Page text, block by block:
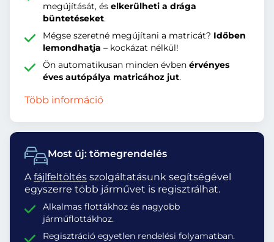
Most új: tömegrendelés
Afájlfeltöltés szolgáltatásunk segítségével
egyszerre több járművet is regisztrálhat.
Alkalmas flottákhoz és nagyobb
járműflottákhoz.
Regisztráció egyetlen rendelési folyamatban.
megújítását, éselkerülheti a drága
büntetéseket.
Mégse szeretné megújítani a matricát? Időben
lemondhatja – kockázat nélkül!
Ön automatikusan minden évbenérvényes
éves autópálya matricához jut.
Több információ